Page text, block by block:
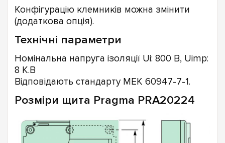
Конфігурацію клемників можна змінити
(додаткова опція).
Технічні параметри
Номінальна напруга ізоляції Ui: 800 В, Uimp:
8 К.В
Відповідають стандарту МЕК 60947-7-1.
Розміри щита Pragma PRA20224